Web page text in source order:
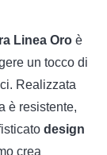
Linea Oro è
un tocco di
Realizzata
è resistente,
design
crea